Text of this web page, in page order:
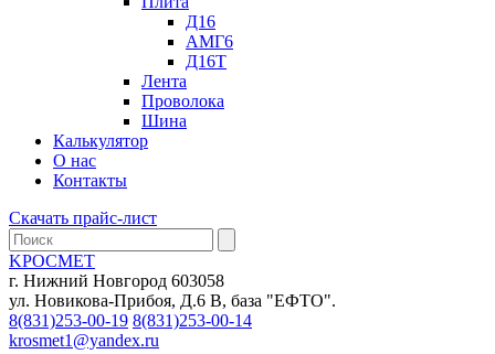
Д16
АМГ6
Д16Т
Лента
Проволока
Шина
Калькулятор
О нас
Контакты
Скачать прайс-лист
KРОСМЕТ
г. Нижний Новгород 603058
ул. Новикова-Прибоя, Д.6 В, база "ЕФТО".
8(831)253-00-19 8(831)253-00-14
krosmet1@yandex.ru